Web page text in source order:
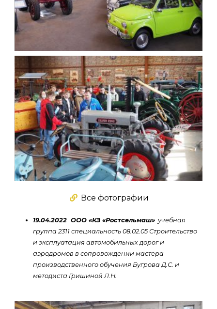
Все фотографии
19.04.2022 ООО «КЗ «Ростсельмаш» учебная
группа 2311 специальность 08.02.05 Строительство
и эксплуатация автомобильных дорог и
аэродромов в сопровождении мастера
производственного обучения Бугрова Д.С. и
методиста Гришиной Л.Н.